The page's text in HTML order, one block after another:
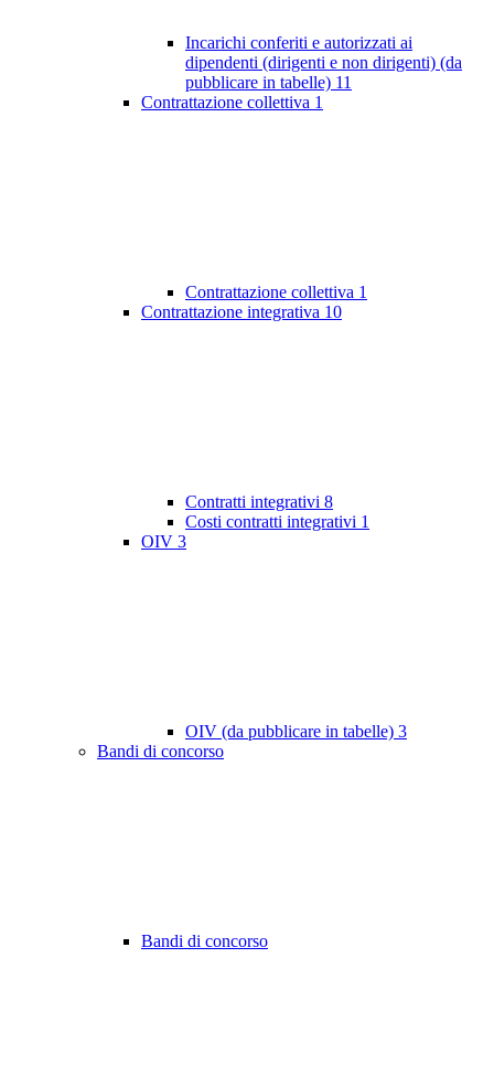
Incarichi conferiti e autorizzati ai
dipendenti (dirigenti e non dirigenti) (da
pubblicare in tabelle) 11
Contrattazione collettiva 1
Contrattazione collettiva 1
Contrattazione integrativa 10
Contratti integrativi 8
Costi contratti integrativi 1
OIV 3
OIV (da pubblicare in tabelle) 3
Bandi di concorso
Bandi di concorso